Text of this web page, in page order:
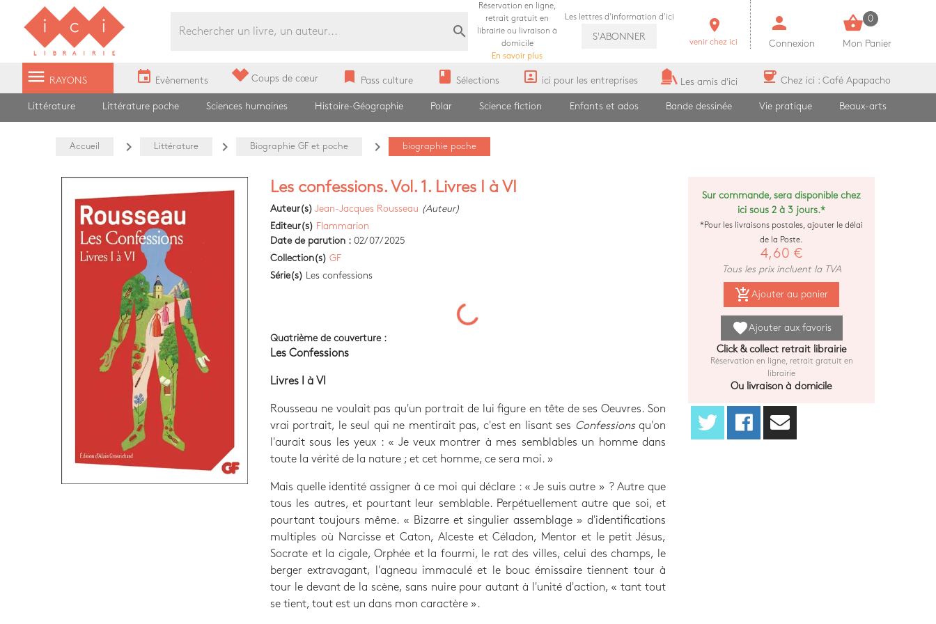
Librairie Ici Grands Boulevards
search
Réservation en ligne,
retrait gratuit en
librairie ou livraison à
domicile
En savoir plus
Les lettres d'information d'ici
S'ABONNER
room
venir chez ici
person
Connexion
shopping_basket 0
Mon Panier
menu RAYONS event Evènements Coups de cœur bookmark Pass culture book Sélections portrait ici pour les entreprises Les amis d'ici coffee Chez ici : Café Apapacho
Littérature Littérature poche Sciences humaines Histoire-Géographie Polar Science fiction Enfants et ados Bande dessinée Vie pratique Beaux-arts
Accueil navigate_next Littérature navigate_next Biographie GF et poche navigate_next biographie poche
Les confessions. Vol. 1. Livres I à VI
Auteur(s) Jean-Jacques Rousseau (Auteur)
Editeur(s) Flammarion
Date de parution : 02/07/2025
Collection(s) GF
Série(s)
Les confessions
Quatrième de couverture :
Les Confessions
Livres I à VI
Rousseau ne voulait pas qu'un portrait de lui figure en tête de ses Oeuvres. Son
vrai portrait, le seul qui ne mentirait pas, c'est en lisant ses Confessionsqu'on
l'aurait sous les yeux : « Je veux montrer à mes semblables un homme dans
toute la vérité de la nature ; et cet homme, ce sera moi. »
Mais quelle identité assigner à ce moi qui déclare : « Je suis autre » ? Autre que
tous les autres, et pourtant leur semblable. Perpétuellement autre que soi, et
pourtant toujours même. « Bizarre et singulier assemblage » d'identifications
multiples où Narcisse et Caton, Alceste et Céladon, Mentor et le petit Jésus,
Socrate et la cigale, Orphée et la fourmi, le rat des villes, celui des champs, le
berger extravagant, l'agneau immaculé et le bouc émissaire tiennent tour à
tour le devant de la scène, sans nuire pour autant à l'unité d'action, « tant tout
se tient, tout est un dans mon caractère ».
Sur commande, sera disponible chez
ici sous 2 à 3 jours.*
*Pour les livraisons postales, ajouter le délai
de la Poste.
4,60 €
Tous les prix incluent la TVA
add_shopping_cart Ajouter au panier
favoriteAjouter aux favoris
Click & collect retrait librairie
Réservation en ligne, retrait gratuit en
librairie
Ou livraison à domicile